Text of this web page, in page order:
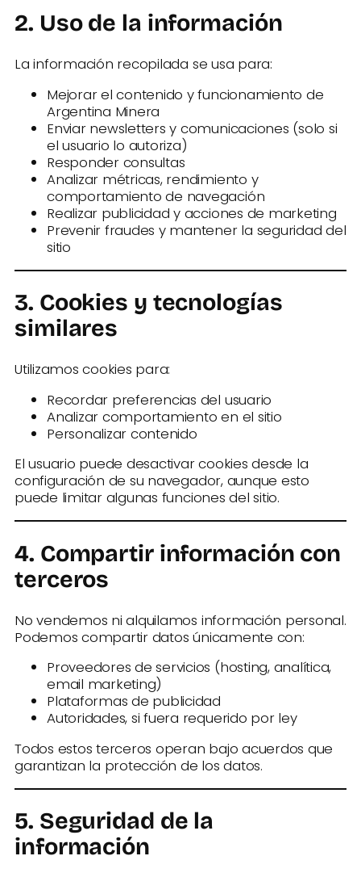
2. Uso de la información
La información recopilada se usa para:
Mejorar el contenido y funcionamiento de
Argentina Minera
Enviar newsletters y comunicaciones (solo si
el usuario lo autoriza)
Responder consultas
Analizar métricas, rendimiento y
comportamiento de navegación
Realizar publicidad y acciones de marketing
Prevenir fraudes y mantener la seguridad del
sitio
3. Cookies y tecnologías
similares
Utilizamos cookies para:
Recordar preferencias del usuario
Analizar comportamiento en el sitio
Personalizar contenido
El usuario puede desactivar cookies desde la
configuración de su navegador, aunque esto
puede limitar algunas funciones del sitio.
4. Compartir información con
terceros
No vendemos ni alquilamos información personal.
Podemos compartir datos únicamente con:
Proveedores de servicios (hosting, analítica,
email marketing)
Plataformas de publicidad
Autoridades, si fuera requerido por ley
Todos estos terceros operan bajo acuerdos que
garantizan la protección de los datos.
5. Seguridad de la
información